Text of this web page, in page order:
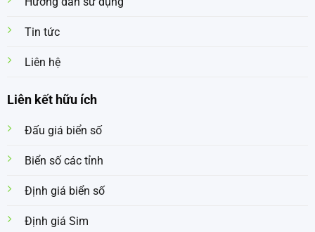
Tin tức
Liên hệ
Liên kết hữu ích
Đấu giá biển số
Biển số các tỉnh
Định giá biển số
Định giá Sim